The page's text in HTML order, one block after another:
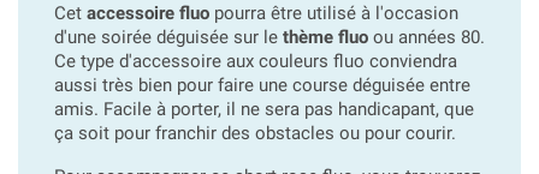
Cet accessoire fluo pourra être utilisé à l'occasion
d'une soirée déguisée sur le thème fluo ou années 80.
Ce type d'accessoire aux couleurs fluo conviendra
aussi très bien pour faire une course déguisée entre
amis. Facile à porter, il ne sera pas handicapant, que
ça soit pour franchir des obstacles ou pour courir.